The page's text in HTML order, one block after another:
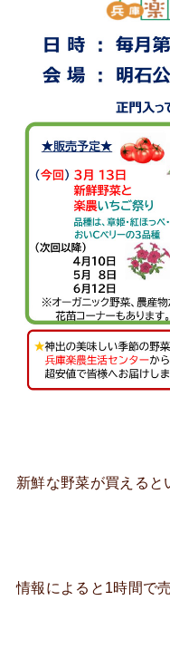
新鮮な野菜が買えると
情報によると1時間で